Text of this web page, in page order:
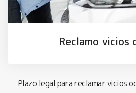
Reclamo vicios
Plazo legal para reclamar vicios